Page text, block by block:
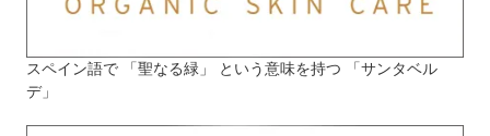
スペイン語で 「聖なる緑」 という意味を持つ 「サンタベル
デ」